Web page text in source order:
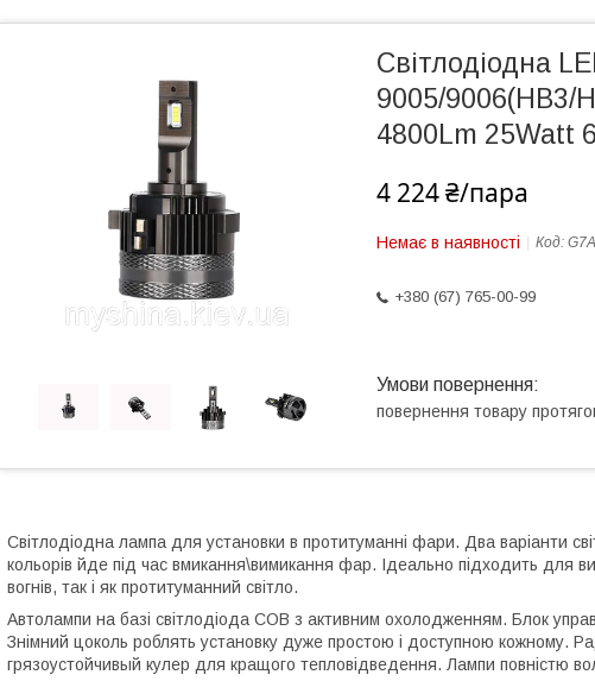
Світлодіодна
9005/9006(HB3/
4800Lm 25Watt
4 224 ₴/пара
Немає в наявності Код:
+380 (67) 765-00-99
повернення товару
Світлодіодна лампа для установки в протитуманні фари. Два варіанти
кольорів йде під час вмикання\вимикання фар. Ідеально підходить для
вогнів, так і як протитуманний світло.
Автолампи на базі світлодіода COB з активним охолодженням. Блок
Знімний цоколь роблять установку дуже простою і доступною кожному.
грязоустойчивый кулер для кращого тепловідведення. Лампи повністю